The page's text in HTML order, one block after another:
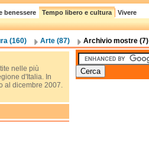
benessere Tempo libero e cultura Vivere
(160) Arte (87) Archivio mostre (7)
nelle più
d'Italia. In
al dicembre 2007.